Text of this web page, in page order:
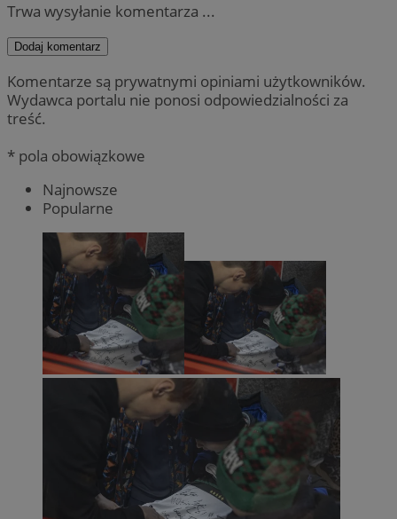
Trwa wysyłanie komentarza ...
Dodaj komentarz
Komentarze są prywatnymi opiniami użytkowników.
Wydawca portalu nie ponosi odpowiedzialności za
treść.
* pola obowiązkowe
Najnowsze
Popularne